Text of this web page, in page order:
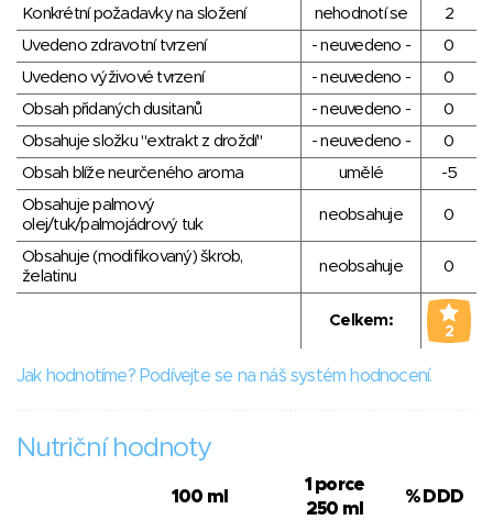
Konkrétní požadavky na složení nehodnotí se
2
Uvedeno zdravotní tvrzení
- neuvedeno -
0
Uvedeno výživové tvrzení
- neuvedeno -
0
Obsah přidaných dusitanů
- neuvedeno -
0
Obsahuje složku "extrakt z droždí"
- neuvedeno -
0
Obsah blíže neurčeného aroma
umělé
-5
Obsahuje palmový
olej/tuk/palmojádrový tuk
neobsahuje 0
Obsahuje (modifikovaný) škrob,
želatinu
neobsahuje 0
Celkem:
2
Jak hodnotíme? Podívejte se na náš systém hodnocení.
Nutriční hodnoty
100 ml
1 porce
250 ml
% DDD